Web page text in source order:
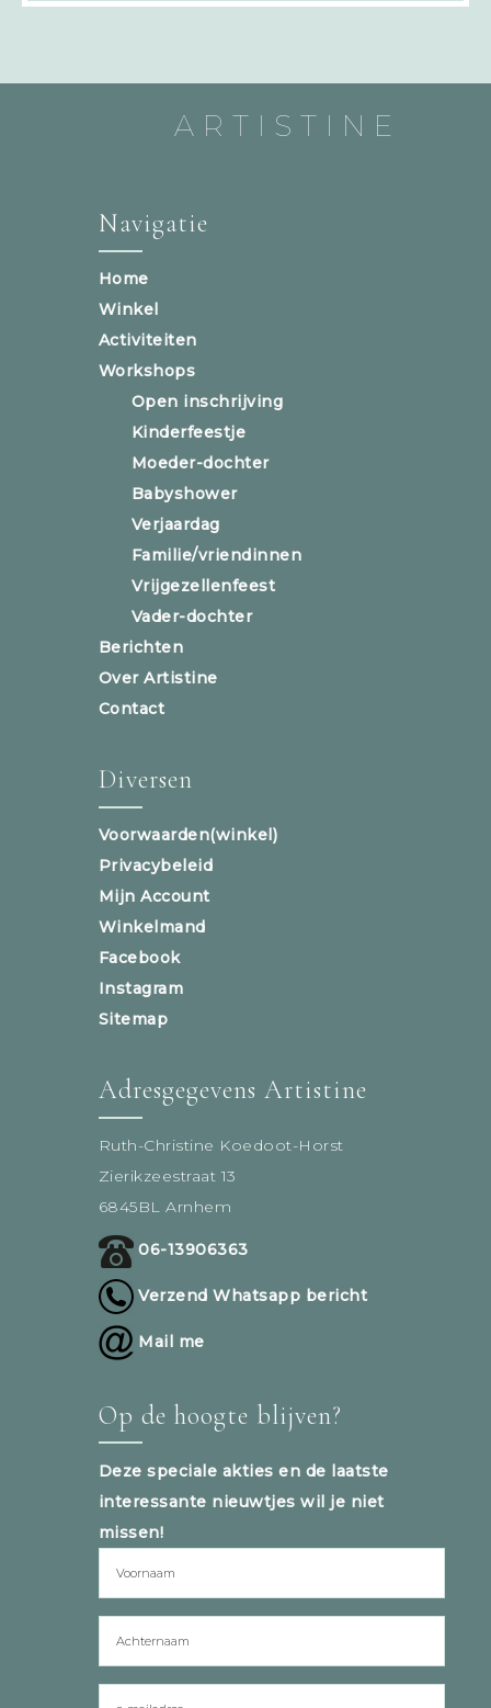
ARTISTINE
Navigatie
Home
Winkel
Activiteiten
Workshops
Open inschrijving
Kinderfeestje
Moeder-dochter
Babyshower
Verjaardag
Familie/vriendinnen
Vrijgezellenfeest
Vader-dochter
Berichten
Over Artistine
Contact
Diversen
Voorwaarden(winkel)
Privacybeleid
Mijn Account
Winkelmand
Facebook
Instagram
Sitemap
Adresgegevens Artistine
Ruth-Christine Koedoot-Horst
Zierikzeestraat 13
6845BL Arnhem
06-13906363
Verzend Whatsapp bericht
Mail me
Op de hoogte blijven?
Deze speciale akties en de laatste
interessante nieuwtjes wil je niet
missen!